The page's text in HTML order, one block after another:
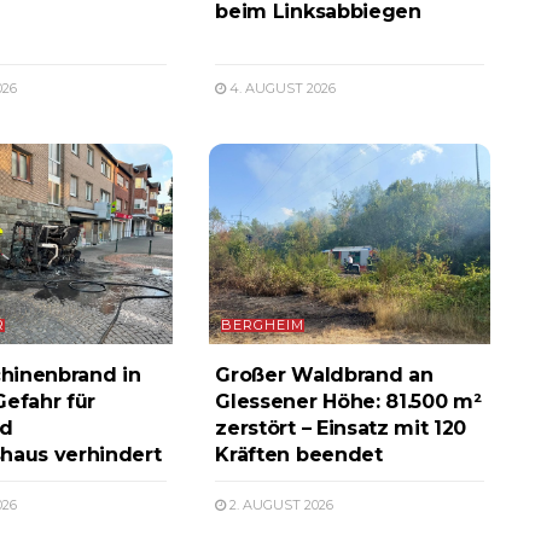
beim Linksabbiegen
4. AUGUST 2026
in
für
verhindert
BERGHEIM
Großer Waldbrand an
Glessener Höhe: 81.500 m²
zerstört – Einsatz mit 120
Kräften beendet
2. AUGUST 2026